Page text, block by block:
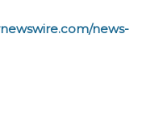
news-